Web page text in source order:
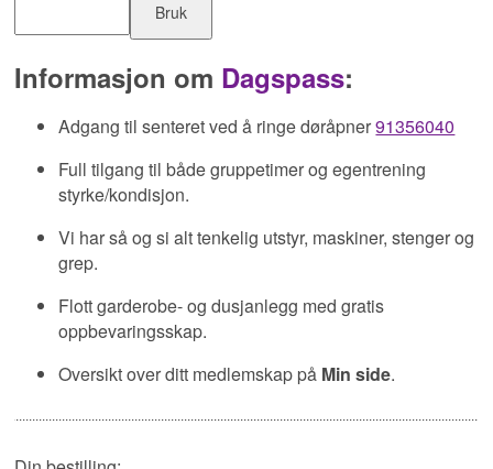
Bruk
Informasjon om Dagspass:
Adgang til senteret ved å ringe døråpner91356040
Full tilgang til både gruppetimer og egentrening
styrke/kondisjon.
Vi har så og si alt tenkelig utstyr, maskiner, stenger og
grep.
Flott garderobe- og dusjanlegg med gratis
oppbevaringsskap.
Oversikt over ditt medlemskap på Min side.